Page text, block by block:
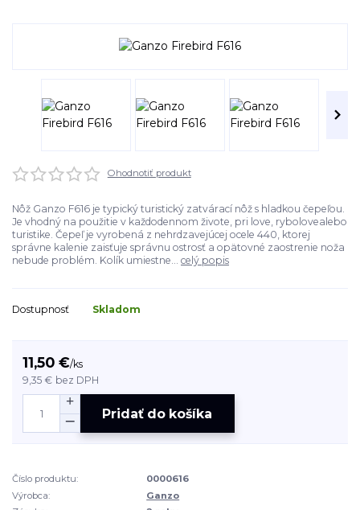
Ohodnotiť produkt
Nôž Ganzo F616 je typický turistický zatvárací nôž s hladkou čepeľou.
Je vhodný na použitie v každodennom živote, pri love, rybolovealebo
turistike. Čepeľ je vyrobená z nehrdzavejúcej ocele 440, ktorej
správne kalenie zaisťuje správnu ostrosť a opätovné zaostrenie noža
nebude problém. Kolík umiestne... celý popis
Dostupnosť Skladom
11,50 €/ks
9,35 € bez DPH
Pridať do košíka
Číslo produktu:
0000616
Výrobca:
Ganzo